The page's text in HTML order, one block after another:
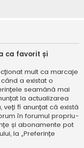
ca favorit și
mult ca marcaje
a existat o
seamănă mai
la actualizarea
fi anunțat că există
în forumul propriu-
și abonamente pot
la „Preferințe